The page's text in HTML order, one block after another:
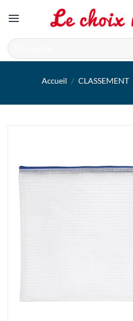
Recherche
pour :
Accueil / CLASSEMENT